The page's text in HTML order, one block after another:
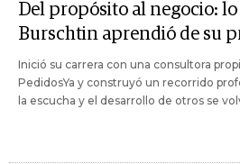
Del propósito al negocio:
Burschtin aprendió de su
Inició su carrera con una consultora
PedidosYa y construyó un recorrido
la escucha y el desarrollo de otros se